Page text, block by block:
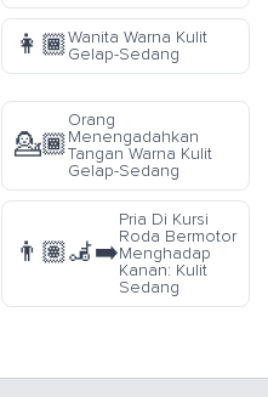
👩🏾Wanita Warna Kulit
Gelap-Sedang
💁🏾
Orang
Menengadahkan
Tangan Warna Kulit
Gelap-Sedang
👨🏽‍🦼‍➡️
Pria Di Kursi
Roda Bermotor
Menghadap
Kanan: Kulit
Sedang